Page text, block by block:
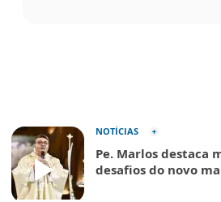
NOTÍCIAS
Pe. Marlos destaca
desafios do novo